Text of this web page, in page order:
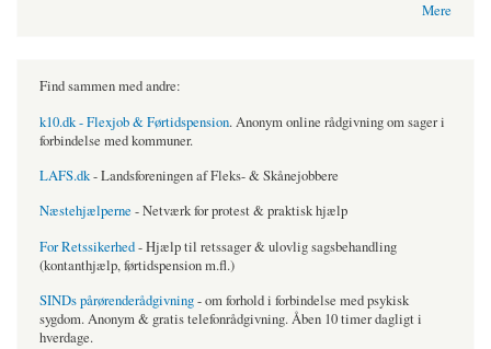
Mere
Find sammen med andre:
k10.dk - Flexjob & Førtidspension. Anonym online rådgivning om sager i
forbindelse med kommuner.
LAFS.dk- Landsforeningen af Fleks- & Skånejobbere
Næstehjælperne - Netværk for protest & praktisk hjælp
For Retssikerhed- Hjælp til retssager & ulovlig sagsbehandling
(kontanthjælp, førtidspension m.fl.)
SINDs pårørenderådgivning- om forhold i forbindelse med psykisk
sygdom. Anonym & gratis telefonrådgivning. Åben 10 timer dagligt i
hverdage.